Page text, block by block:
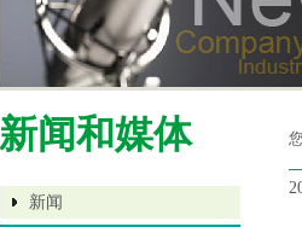
新闻和媒体
新闻